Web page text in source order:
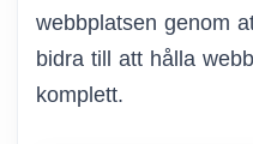
webbplatsen genom
bidra till att hålla
komplett.